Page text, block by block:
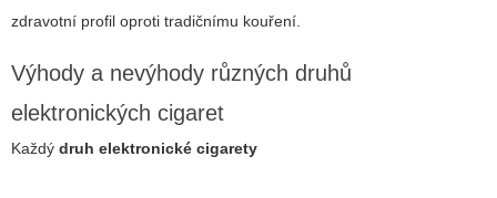
zdravotní profil oproti tradičnímu kouření.
Výhody a nevýhody různých druhů
elektronických cigaret
Každý druh elektronické cigarety